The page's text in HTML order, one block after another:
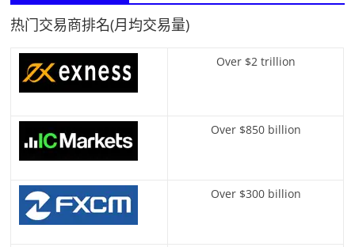
热门交易商排名(月均交易量)
Over $2 trillion
Over $850 billion
Over $300 billion